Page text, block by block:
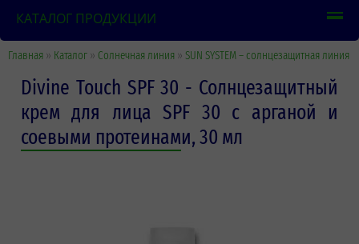
КАТАЛОГ ПРОДУКЦИИ
Главная » Каталог » Солнечная линия » SUN SYSTEM – солнцезащитная линия
Divine Touch SPF 30 - Солнцезащитный
крем для лица SPF 30 с арганой и
соевыми протеинами, 30 мл